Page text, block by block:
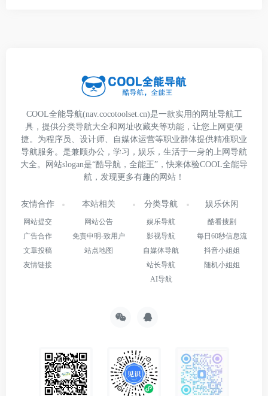
COOL全能导航(nav.cocotoolset.cn)是一款实用的网址导航工
具，提供分类导航大全和网址收藏夹等功能，让您上网更便
捷。为程序员、设计师、自媒体运营等职业群体提供精准职业
导航服务。是兼顾办公，学习，娱乐，生活于一身的上网导航
大全。网站slogan是“酷导航，全能王”，快来体验COOL全能导
航，发现更多有趣的网站！
友情合作
网站提交
广告合作
文章投稿
友情链接
本站相关
网站公告
免责申明-致用户
站点地图
分类导航
娱乐导航
影视导航
自媒体导航
站长导航
AI导航
娱乐休闲
酷看搜剧
每日60秒信息流
抖音小姐姐
随机小姐姐